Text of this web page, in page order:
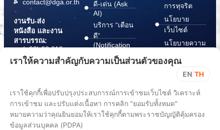
contact@dga.or.th
งานรับ-ส่ง
หนังสือ และงาน
สารบรรณ:
(+66) 02 612
6000
saraban@dga.or.th
Center:
(+66) 02 612
ดี-เด่น (Ask
AI)
บริการ “เตือน
ดี”
(Notification
บริการ
(Document
Wallet)
การทุจริต
นโยบาย
เว็บไซต์
นโยบายความ
ปลอดภัย
สารสนเทศ
ChangeLog
เราให้ความสำคัญกับความเป็นส่วนตัวของคุณ
EN TH
เราใช้คุกกี้เพื่อปรับปรุงประสบการณ์การเข้าชมเว็บไซต์ วิเคราะห์
การเข้าชม และปรับแต่งเนื้อหา การคลิก "ยอมรับทั้งหมด"
หมายความว่าคุณยินยอมให้เราใช้คุกกี้ตามพระราชบัญญัติคุ้มครอง
ข้อมูลส่วนบุคคล (PDPA)